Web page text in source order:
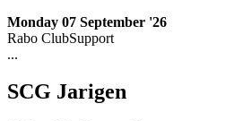
Monday 07 September '26
Rabo ClubSupport
...
SCG Jarigen